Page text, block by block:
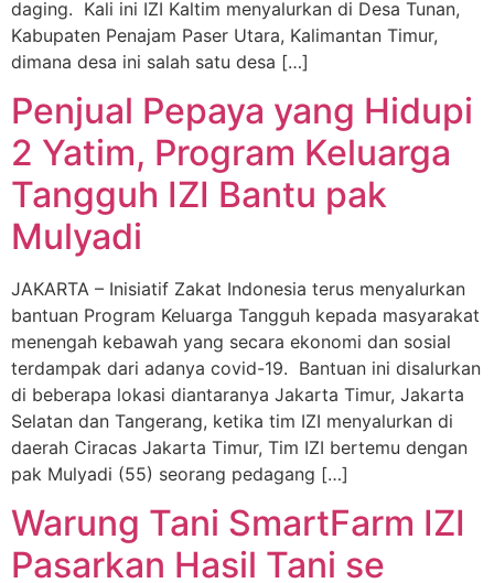
daging. Kali ini IZI Kaltim menyalurkan di Desa Tunan,
Kabupaten Penajam Paser Utara, Kalimantan Timur,
dimana desa ini salah satu desa […]
Penjual Pepaya yang Hidupi
2 Yatim, Program Keluarga
Tangguh IZI Bantu pak
Mulyadi
JAKARTA – Inisiatif Zakat Indonesia terus menyalurkan
bantuan Program Keluarga Tangguh kepada masyarakat
menengah kebawah yang secara ekonomi dan sosial
terdampak dari adanya covid-19. Bantuan ini disalurkan
di beberapa lokasi diantaranya Jakarta Timur, Jakarta
Selatan dan Tangerang, ketika tim IZI menyalurkan di
daerah Ciracas Jakarta Timur, Tim IZI bertemu dengan
pak Mulyadi (55) seorang pedagang […]
Warung Tani SmartFarm IZI
Pasarkan Hasil Tani se